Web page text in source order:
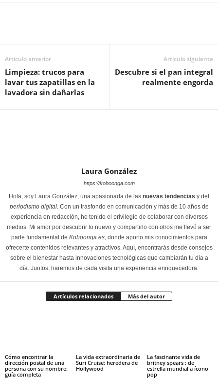
Artículo anterior
Limpieza: trucos para
lavar tus zapatillas en la
lavadora sin dañarlas
Artículo siguiente
Descubre si el pan integral
realmente engorda
Laura González
https://koboonga.com
Hola, soy Laura González, una apasionada de las nuevas tendencias y del
periodismo digital. Con un trasfondo en comunicación y más de 10 años de
experiencia en redacción, he tenido el privilegio de colaborar con diversos
medios. Mi amor por descubrir lo nuevo y compartirlo con otros me llevó a ser
parte fundamental de Koboonga.es, donde aporto mis conocimientos para
ofrecerte contenidos relevantes y atractivos. Aquí, encontrarás desde consejos
sobre el bienestar hasta innovaciones tecnológicas que cambiarán tu día a
día. Juntos, haremos de cada visita una experiencia enriquecedora.
Artículos relacionados Más del autor
Cómo encontrar la
dirección postal de una
persona con su nombre:
guía completa
La vida extraordinaria de
Suri Cruise: heredera de
Hollywood
La fascinante vida de
britney spears : de
estrella mundial a ícono
pop